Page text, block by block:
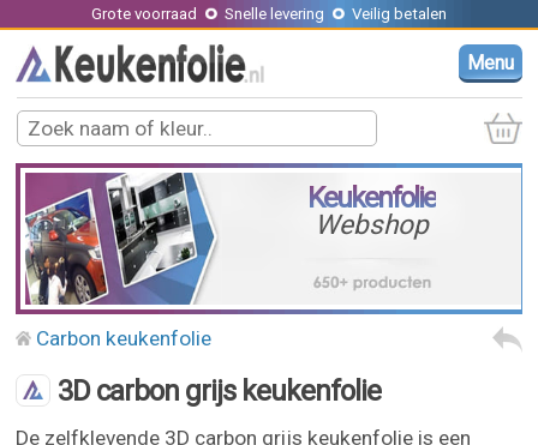
Grote voorraad Snelle levering Veilig betalen
Menu
Keukenfolie
Webshop
Carbon keukenfolie
3D carbon grijs keukenfolie
De zelfklevende 3D carbon grijs keukenfolie is een